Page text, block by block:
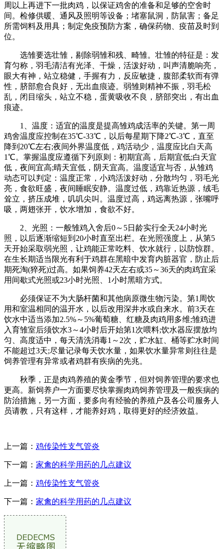
周以上再进下一批肉鸡，以保证鸡舍的准备和足够的空舍时
间。检修供暖、通风及照明等设备；堵塞鼠洞，防鼠害；备足
所需饲料及用具；制定免疫预防方案，确保药物、疫苗及时到
位。
选雏要选壮雏，剔除弱雏和残、畸雏。壮雏的特征是：发
育匀称，羽毛清洁有光泽、干燥，活泼好动，叫声清脆响亮，
眼大有神，站立稳健，手握有力，反应敏捷，腹部柔软而有弹
性，脐部愈合良好，无出血痕迹。弱雏则精神不振，羽毛松
乱，闭目缩头，站立不稳，蛋黄吸收不良，脐部突出，有出血
痕迹。
1、温度：适宜的温度是提高雏鸡成活率的关键。第一周
鸡舍温度应控制在35℃-33℃，以后每星期下降2℃-3℃，直至
降到20℃左右;夜间外界温度低，鸡活动少，温度应比白天高
1℃。掌握温度应遵循下列原则：初期宜高，后期宜低;白天宜
低，夜间宜高;晴天宜低，阴天宜高。温度适宜与否，从雏鸡
动态可以判定：温度正常，小鸡活泼好动，分散均匀，羽毛光
亮，食欲旺盛，夜间睡眠安静。温度过低，鸡靠近热源，绒毛
耸立，挤压成堆，叽叽尖叫。温度过高，鸡远离热源，张嘴呼
吸，两翅张开，饮水增加，食欲不好。
2、光照：一般雏鸡入舍后0～5日龄实行全天24小时光
照，以后逐渐缩短到20小时直至出栏。在光照强度上，从第5
天开始采取弱光照，让鸡能正常吃料、饮水就行，以防惊群。
在生长期适当限光有利于鸡群在黑暗中发育内脏器官，防止后
期死淘(猝死)过高。如果饲养42天左右或35～36天的肉鸡宜采
用间歇式光照或23小时光照、1小时黑暗方式。
必须保证不为大肠杆菌和其他病原微生物污染。第1周饮
用和室温相同的温开水，以后改用深井水或自来水。前3天在
饮水中适当添加2.5%～5%葡萄糖、红糖及肉鸡用多维;雏鸡进
入育雏室后须饮水3～4小时后开始第1次喂料;饮水器应摆放均
匀、高度适中，每天清洗消毒1～2次，贮水缸、桶等贮水时间
不能超过3天;尽量记录每天饮水量，如果饮水量异常则往往是
饲养管理有异常或者鸡群有疾病的先兆。
秋季，正是肉鸡养殖的黄金季节，但对饲养管理的要求也
更高。新饲养户一方面要尽快掌握肉鸡饲养管理及一般疾病的
防治措施，另一方面，要多向有经验的养殖户及各公司服务人
员请教，只有这样，才能养好鸡，取得更好的经济效益。
上一篇： 鸡传染性支气管炎
下一篇： 家禽的科学用药的几点建议
上一篇： 鸡传染性支气管炎
下一篇： 家禽的科学用药的几点建议